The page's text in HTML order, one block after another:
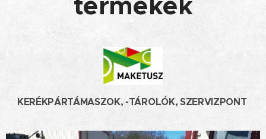
KERÉKPÁRTÁMASZOK, -TÁROLÓK, SZERVIZPONT